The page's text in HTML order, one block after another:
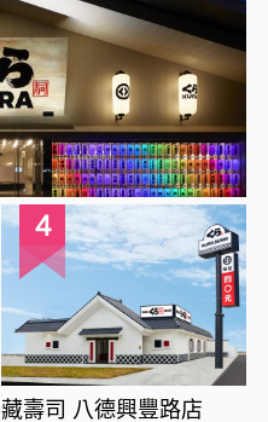
4
藏壽司 八德興豐路店